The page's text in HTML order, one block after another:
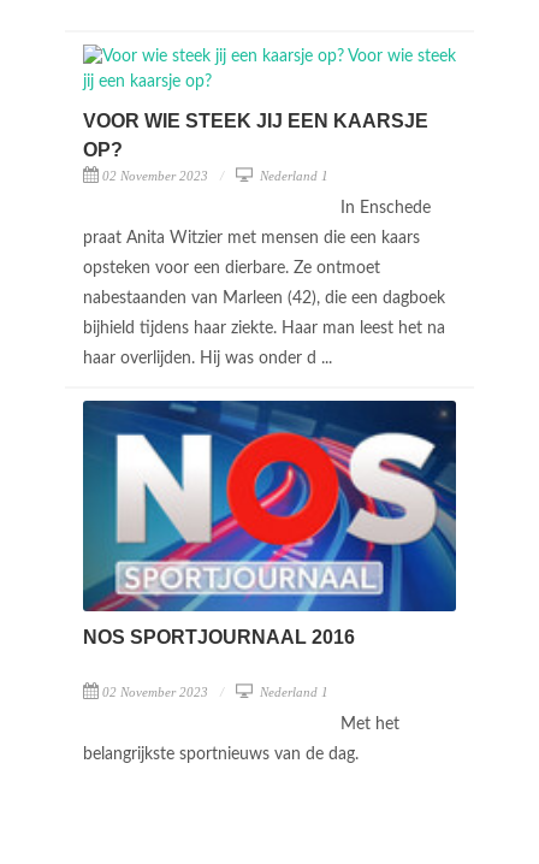
VOOR WIE STEEK JIJ EEN KAARSJE
OP?
02 November 2023 Nederland 1
In Enschede
praat Anita Witzier met mensen die een kaars
opsteken voor een dierbare. Ze ontmoet
nabestaanden van Marleen (42), die een dagboek
bijhield tijdens haar ziekte. Haar man leest het na
haar overlijden. Hij was onder d ...
NOS SPORTJOURNAAL 2016
02 November 2023 Nederland 1
Met het
belangrijkste sportnieuws van de dag.